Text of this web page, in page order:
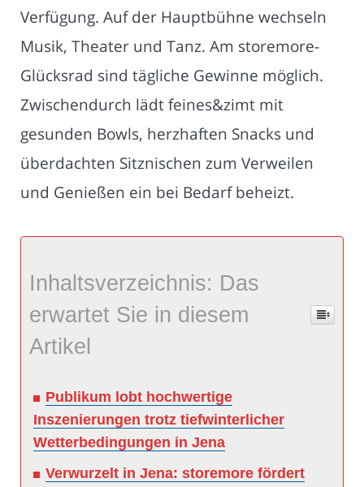
Verfügung. Auf der Hauptbühne wechseln
Musik, Theater und Tanz. Am storemore-
Glücksrad sind tägliche Gewinne möglich.
Zwischendurch lädt feines&zimt mit
gesunden Bowls, herzhaften Snacks und
überdachten Sitznischen zum Verweilen
und Genießen ein bei Bedarf beheizt.
Inhaltsverzeichnis: Das
erwartet Sie in diesem
Artikel
Publikum lobt hochwertige
Inszenierungen trotz tiefwinterlicher
Wetterbedingungen in Jena
Verwurzelt in Jena: storemore fördert